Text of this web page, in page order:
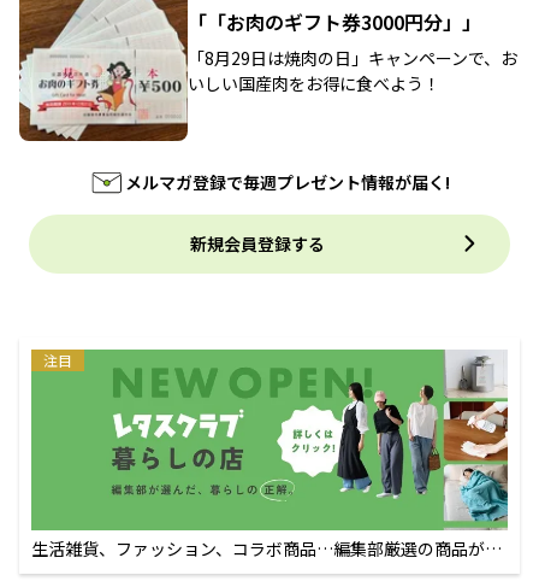
「「お肉のギフト券3000円分」」
「8月29日は焼肉の日」キャンペーンで、お
いしい国産肉をお得に食べよう！
メルマガ登録で毎週プレゼント情報が届く!
新規会員登録する
注目
生活雑貨、ファッション、コラボ商品…編集部厳選の商品が買
えるECサイト